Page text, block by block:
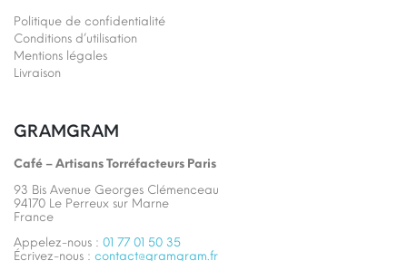
Politique de confidentialité
Conditions d’utilisation
Mentions légales
Livraison
GRAMGRAM
Café – Artisans Torréfacteurs Paris
93 Bis Avenue Georges Clémenceau
94170 Le Perreux sur Marne
France
Appelez-nous : 01 77 01 50 35
Écrivez-nous : contact@gramgram.fr